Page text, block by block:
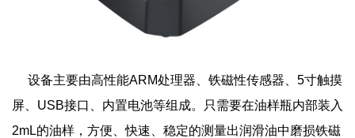
设备主要由高性能ARM处理器、铁磁性传感器、5寸触摸
屏、USB接口、内置电池等组成。只需要在油样瓶内部装入
2mL的油样，方便、快速、稳定的测量出润滑油中磨损铁磁